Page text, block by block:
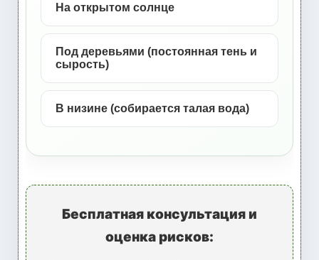
На открытом солнце
Под деревьями (постоянная тень и
сырость)
В низине (собирается талая вода)
Бесплатная консультация и
оценка рисков: